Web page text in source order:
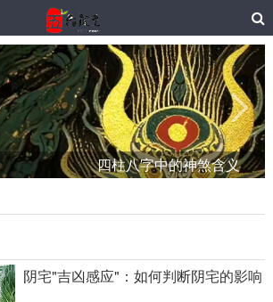
四柱八字中的神煞含义
阴宅"吉凶感应"：如何判断阴宅的影响